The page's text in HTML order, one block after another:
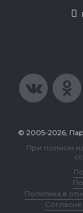
© 2005-2026,
При полном
Политика в